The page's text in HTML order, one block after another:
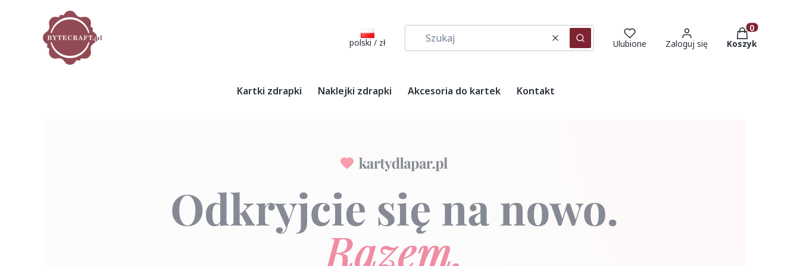
polski / zł WyczyśćSzukaj Ulubione Zaloguj się
Produkty w
Koszyk
Kartki zdrapki Naklejki zdrapki Akcesoria do kartek Kontakt